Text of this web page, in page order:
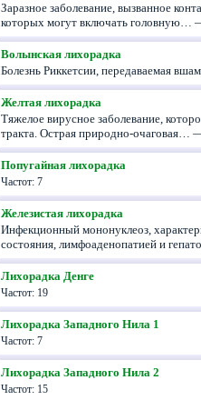
Заразное заболевание, вызванное
которых могут включать головную…
Волынская лихорадка
Болезнь Риккетсии, передаваемая
Желтая лихорадка
Тяжелое вирусное заболевание,
тракта. Острая природно-очаговая…
Попугайная лихорадка
Частот: 7
Железистая лихорадка
Инфекционный мононуклеоз,
состояния, лимфоаденопатией и
Лихорадка Денге
Частот: 19
Лихорадка Западного Нила 1
Частот: 7
Лихорадка Западного Нила 2
Частот: 15